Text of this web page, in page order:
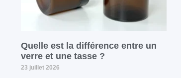
Quelle est la différence entre un
verre et une tasse ?
23 juillet 2026